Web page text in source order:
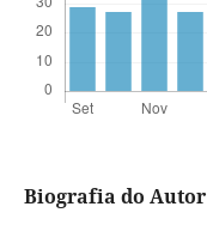
Biografia do Autor